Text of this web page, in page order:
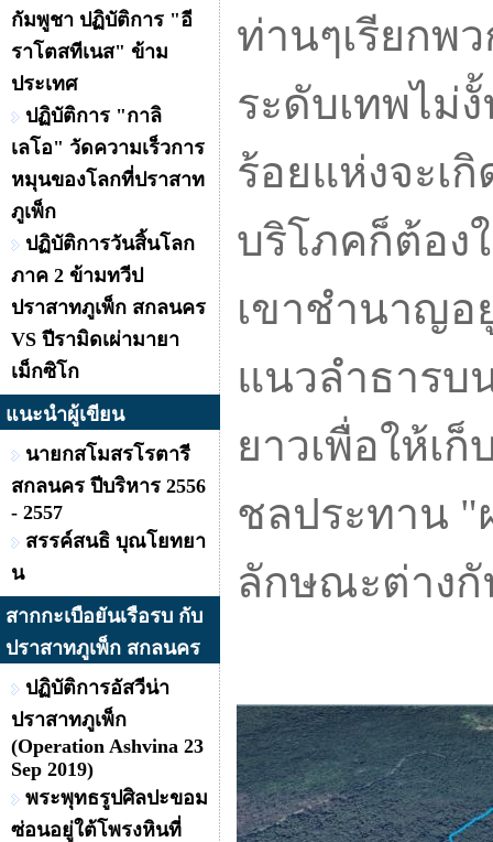
กัมพูชา ปฏิบัติการ "อี
ราโตสทีเนส" ข้าม
ประเทศ
ปฏิบัติการ "กาลิ
เลโอ" วัดความเร็วการ
หมุนของโลกที่ปราสาท
ภูเพ็ก
ปฏิบัติการวันสิ้นโลก
ภาค 2 ข้ามทวีป
ปราสาทภูเพ็ก สกลนคร
VS ปีรามิดเผ่ามายา
เม็กซิโก
แนะนำผู้เขียน
นายกสโมสรโรตารี
สกลนคร ปีบริหาร 2556
- 2557
สรรค์สนธิ บุณโยทยา
น
สากกะเบือยันเรือรบ กับ
ปราสาทภูเพ็ก สกลนคร
ปฏิบัติการอัสวีน่า
ปราสาทภูเพ็ก
(Operation Ashvina 23
Sep 2019)
พระพุทธรูปศิลปะขอม
ซ่อนอยู่ใต้โพรงหินที่
ท่านๆเรียกพ
ระดับเทพไม่
ร้อยแห่งจะเ
บริโภคก็ต้อง
เขาชำนาญอ
แนวลำธารบ
ยาวเพื่อให้เ
ชลประทาน "
ลักษณะต่าง